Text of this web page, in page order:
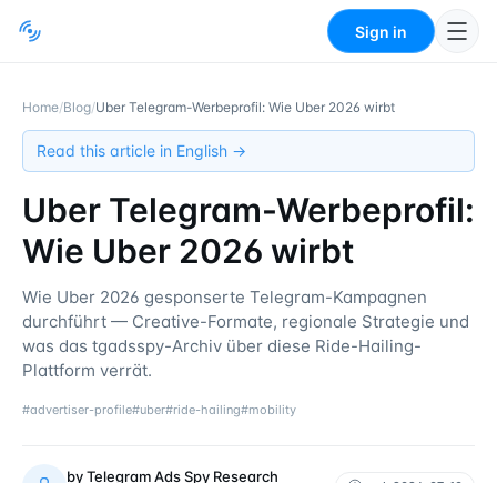
Sign in
Home/Blog/Uber Telegram-Werbeprofil: Wie Uber 2026 wirbt
Read this article in English →
Uber Telegram-Werbeprofil:
Wie Uber 2026 wirbt
Wie Uber 2026 gesponserte Telegram-Kampagnen
durchführt — Creative-Formate, regionale Strategie und
was das tgadsspy-Archiv über diese Ride-Hailing-
Plattform verrät.
#advertiser-profile#uber#ride-hailing#mobility
byTelegram Ads Spy Research